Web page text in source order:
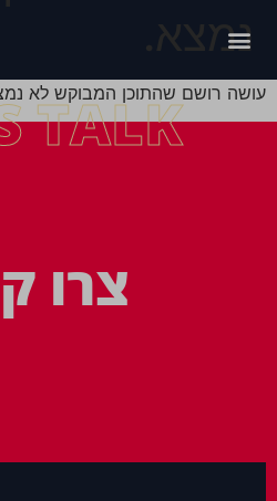
נמצא.
עושה רושם שהתוכן המבוקש לא
TALK
צרו